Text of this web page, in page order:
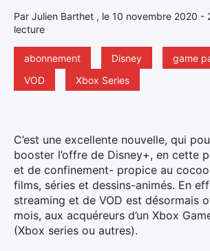
Par Julien Barthet , le 10 novembre 2020 -
lecture
abonnement Disney game
VOD
Xbox Series
C’est une excellente nouvelle, qui
booster l’offre de Disney+, en cette
et de confinement- propice au
films, séries et dessins-animés. En
streaming et de VOD est désormais
mois, aux acquéreurs d’un Xbox
(Xbox series ou autres).